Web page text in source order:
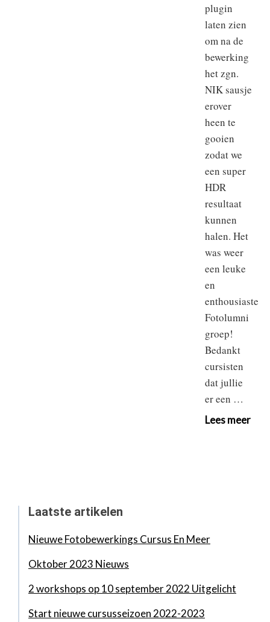
plugin
laten zien
om na de
bewerking
het zgn.
NIK sausje
erover
heen te
gooien
zodat we
een super
HDR
resultaat
kunnen
halen. Het
was weer
een leuke
en
enthousiaste
Fotolumni
groep!
Bedankt
cursisten
dat jullie
er een …
Lees meer
Laatste artikelen
Nieuwe Fotobewerkings Cursus En Meer
Oktober 2023 Nieuws
2 workshops op 10 september 2022 Uitgelicht
Start nieuwe cursusseizoen 2022-2023